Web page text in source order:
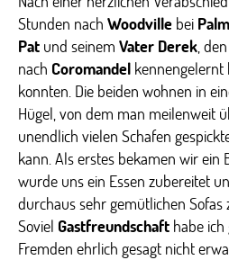
Stunden nach Woodville bei
Pat und seinem Vater Derek,
nach Coromandel kennengelernt
konnten. Die beiden wohnen in
Hügel, von dem man meilenweit
unendlich vielen Schafen
kann. Als erstes bekamen wir ein
wurde uns ein Essen zubereitet
durchaus sehr gemütlichen
Soviel Gastfreundschaft habe
Fremden ehrlich gesagt nicht